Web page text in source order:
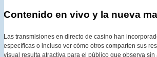
Contenido en vivo y la nueva
Las transmisiones en directo de casino han
específicas o incluso ver cómo otros comparten sus
visual resulta atractiva para el público que observa